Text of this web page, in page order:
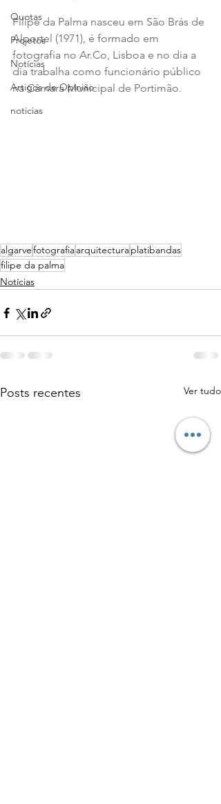
Quotas
Projetos
Notícias
Artigos de Opinião
noticias
Filipe da Palma nasceu em São Brás de
Alportel (1971), é formado em
fotografia no Ar.Co, Lisboa e no dia a
dia trabalha como funcionário público
na Câmara Municipal de Portimão.
algarvefotografiaarquitecturaplatibandas
filipe da palma
Notícias
Posts recentes Ver tudo